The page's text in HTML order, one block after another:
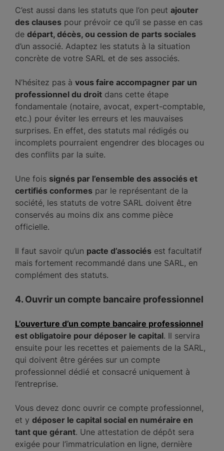
C’est aussi dans les statuts que l’on peut ajouter
des clauses pour prévoir ce qu’il se passe en cas
de départ, décès, ou cession de parts sociales
d’un associé. Adaptez les statuts à la situation
concrète de votre SARL et de ses associés.
N’hésitez pas à vous faire accompagner par un
professionnel du droit dans cette étape
fondamentale (notaire, avocat, expert-comptable,
etc.) pour éviter les erreurs et les mauvaises
surprises. En effet, des statuts mal rédigés ou
incomplets pourraient engendrer des blocages ou
des conflits par la suite.
Une fois signés par l’ensemble des associés et
certifiés conformes par le représentant de la
société, les statuts de votre SARL doivent être
conservés au moins dix ans comme pièce
officielle.
Il faut savoir qu’un pacte d’associés est facultatif
mais fortement recommandé dans une SARL, en
complément des statuts.
4. Ouvrir un compte bancaire professionnel
L’ouverture d’un compte bancaire professionnel
est obligatoire pour déposer le capital. Il servira
ensuite pour les recettes et paiements de la SARL,
qui doivent être gérées sur un compte
professionnel dédié et consacré uniquement à
l’entreprise.
Vous devez donc ouvrir ce compte professionnel,
et y déposer le capital social en numéraire en
tant que gérant. Une attestation de dépôt sera
exigée pour l’immatriculation en ligne, dernière